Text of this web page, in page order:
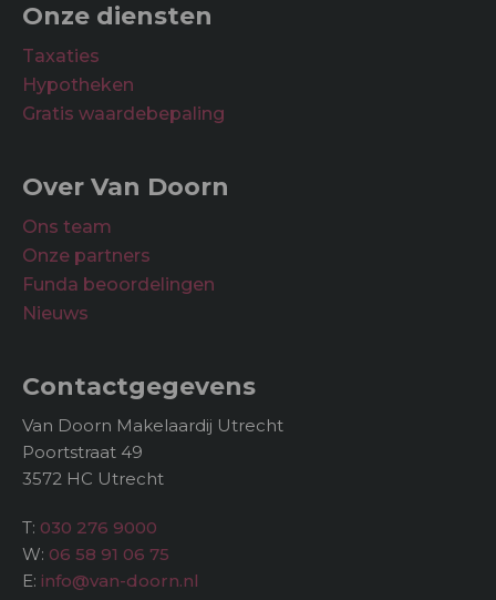
Onze diensten
Taxaties
Hypotheken
Gratis waardebepaling
Over Van Doorn
Ons team
Onze partners
Funda beoordelingen
Nieuws
Contactgegevens
Van Doorn Makelaardij Utrecht
Poortstraat 49
3572 HC Utrecht
T: 030 276 9000
W: 06 58 91 06 75
E: info@van-doorn.nl